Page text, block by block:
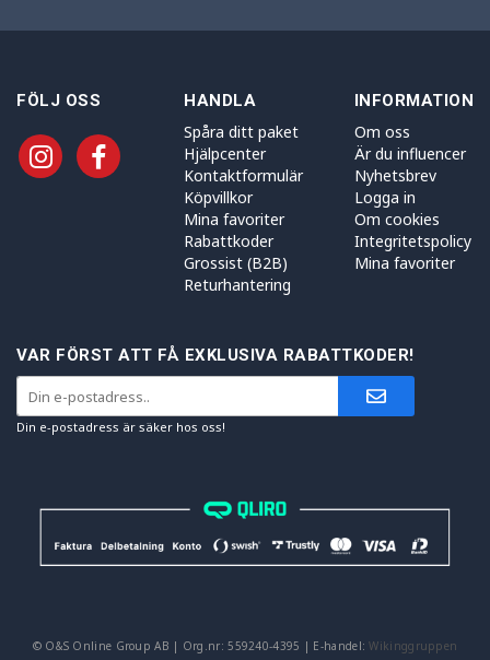
FÖLJ OSS HANDLA
Spåra ditt paket
Hjälpcenter
Kontaktformulär
Köpvillkor
Mina favoriter
Rabattkoder
Grossist (B2B)
Returhantering
INFORMATION
Om oss
Är du influencer
Nyhetsbrev
Logga in
Om cookies
Integritetspolicy
Mina favoriter
VAR FÖRST ATT FÅ EXKLUSIVA RABATTKODER!
Din e-postadress är säker hos oss!
© O&S Online Group AB | Org.nr: 559240-4395 | E-handel:Wikinggruppen